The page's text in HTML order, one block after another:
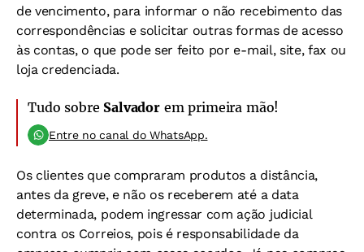
de vencimento, para informar o não recebimento das
correspondências e solicitar outras formas de acesso
às contas, o que pode ser feito por e-mail, site, fax ou
loja credenciada.
Tudo sobre Salvadorem primeira mão!
Entre no canal do WhatsApp.
Os clientes que compraram produtos a distância,
antes da greve, e não os receberem até a data
determinada, podem ingressar com ação judicial
contra os Correios, pois é responsabilidade da